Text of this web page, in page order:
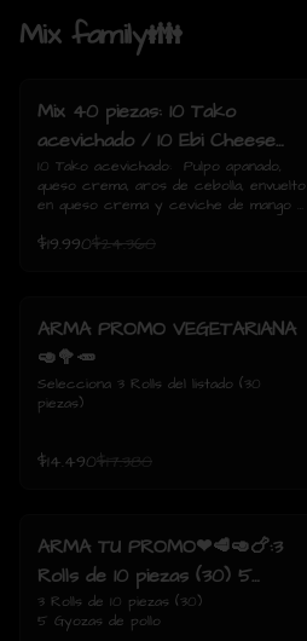
Mix family👪
Mix 40 piezas: 10 Tako
acevichado / 10 Ebi Cheese
tempura / 10 Tori Sake Rolls
/ 10 Sake Avocado.
10 Tako acevichado:  Pulpo apanado,
queso crema, aros de cebolla, envuelto
en queso crema y ceviche de mango /
queso crema, envuelto tempura./  10
Salmon, queso crema, ciboulette,
envuelto en palta
$19.990$24.360
ARMA PROMO VEGETARIANA
🥑🥦🥕
Selecciona 3 Rolls del listado (30
piezas)
$14.490$17.380
ARMA TU PROMO❤🥩🥑🍗:3
Rolls de 10 piezas (30) 5
Gyozas de pollo
3 Rolls de 10 piezas (30)
5 Gyozas de pollo